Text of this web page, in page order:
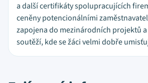
a další certifikáty spolupracujících
ceněny potencionálními
zapojena do mezinárodních projektů
soutěží, kde se žáci velmi dobře